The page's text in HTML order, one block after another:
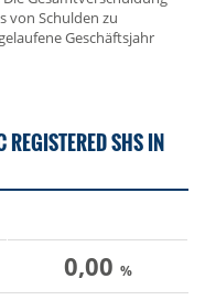
von Schulden zu
Geschäftsjahr
SHS IN
0,00 %